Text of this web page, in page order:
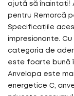
ajută să înaintați!
pentru Remorcă
Specificațiile
impresionante.
categoria de
este foarte bună
Anvelopa este
energetice C,